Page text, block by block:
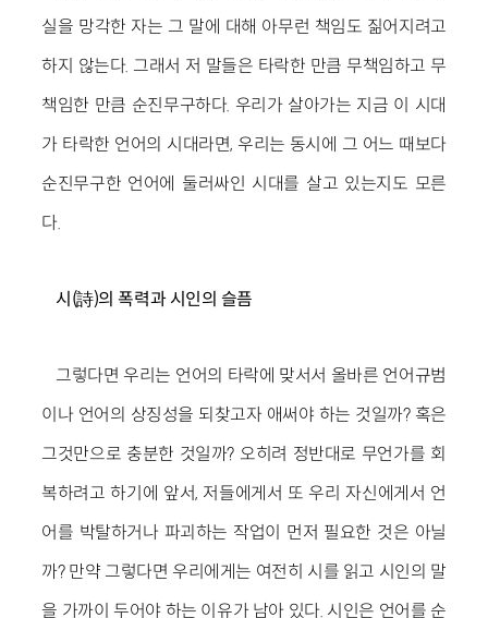
실을 망각한 자는 그 말에 대해 아무런 책임도 짊어지려고
하지 않는다. 그래서 저 말들은 타락한 만큼 무책임하고 무
책임한 만큼 순진무구하다. 우리가 살아가는 지금 이 시대
가 타락한 언어의 시대라면, 우리는 동시에 그 어느 때보다
순진무구한 언어에 둘러싸인 시대를 살고 있는지도 모른
다.
시(詩)의 폭력과 시인의 슬픔
그렇다면 우리는 언어의 타락에 맞서서 올바른 언어규범
이나 언어의 상징성을 되찾고자 애써야 하는 것일까? 혹은
그것만으로 충분한 것일까? 오히려 정반대로 무언가를 회
복하려고 하기에 앞서, 저들에게서 또 우리 자신에게서 언
어를 박탈하거나 파괴하는 작업이 먼저 필요한 것은 아닐
까? 만약 그렇다면 우리에게는 여전히 시를 읽고 시인의 말
을 가까이 두어야 하는 이유가 남아 있다. 시인은 언어를 순